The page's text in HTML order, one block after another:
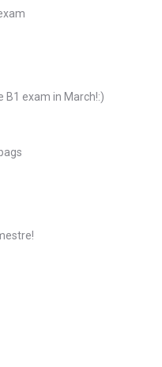
B1 exam in March!:)